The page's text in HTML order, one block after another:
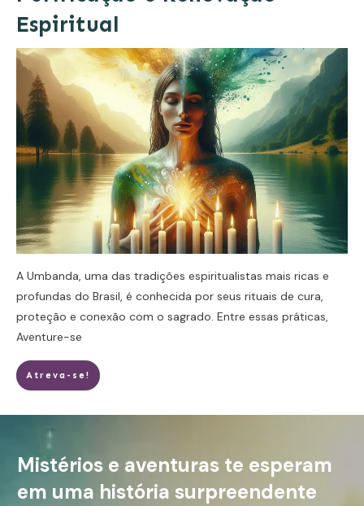
Espiritual
A Umbanda, uma das tradições espiritualistas mais ricas e
profundas do Brasil, é conhecida por seus rituais de cura,
proteção e conexão com o sagrado. Entre essas práticas,
Aventure-se
Atreva-se!
Mistérios e aventuras te esperam
em uma história surpreendente